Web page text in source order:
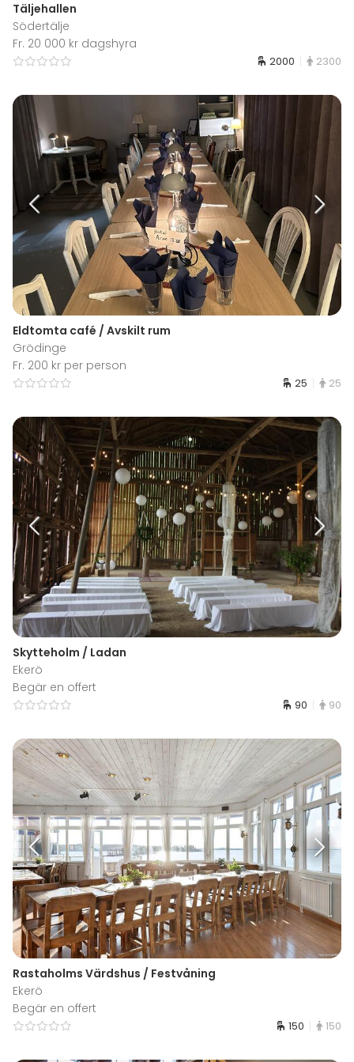
Täljehallen
Södertälje
Fr. 20 000 kr dagshyra
2000 2300
Eldtomta café / Avskilt rum
Grödinge
Fr. 200 kr per person
25 25
Skytteholm / Ladan
Ekerö
Begär en offert
90 90
Rastaholms Värdshus / Festvåning
Ekerö
Begär en offert
150 150